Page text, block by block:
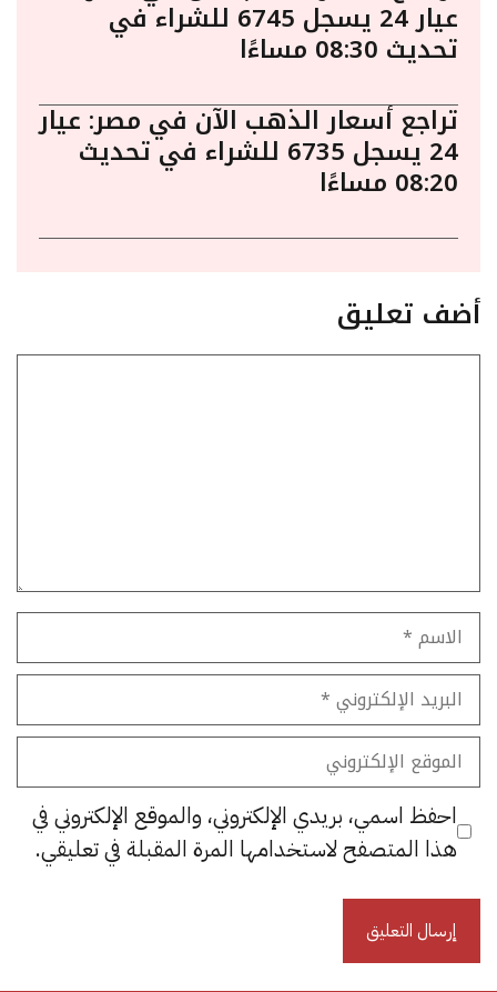
عيار 24 يسجل 6745 للشراء في
تحديث 08:30 مساءًا
تراجع أسعار الذهب الآن في مصر: عيار
24 يسجل 6735 للشراء في تحديث
08:20 مساءًا
أضف تعليق
الاسم
البريد
الإلكتروني
الموقع
الإلكتروني
احفظ اسمي، بريدي الإلكتروني، والموقع الإلكتروني في
هذا المتصفح لاستخدامها المرة المقبلة في تعليقي.